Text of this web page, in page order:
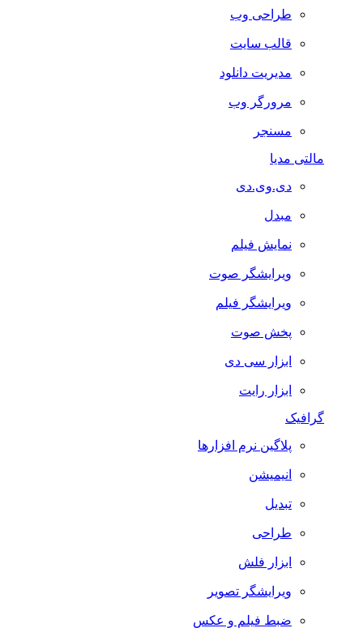
طراحی وب
قالب سایت
مدیریت دانلود
مرورگر وب
مسنجر
مالتی مدیا
دی.وی.دی
مبدل
نمایش فیلم
ویرایشگر صوت
ویرایشگر فیلم
پخش صوت
ابزار سی دی
ابزار رایت
گرافیک
پلاگین نرم افزارها
انیمیشن
تبدیل
طراحی
ابزار فلش
ویرایشگر تصویر
ضبط فيلم و عكس